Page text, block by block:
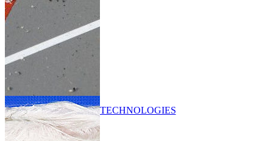
TECHNOLOGIES